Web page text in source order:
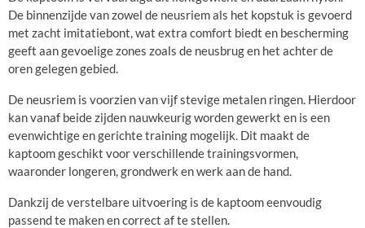
De binnenzijde van zowel de neusriem als het kopstuk is gevoerd
met zacht imitatiebont, wat extra comfort biedt en bescherming
geeft aan gevoelige zones zoals de neusbrug en het achter de
oren gelegen gebied.
De neusriem is voorzien van vijf stevige metalen ringen. Hierdoor
kan vanaf beide zijden nauwkeurig worden gewerkt en is een
evenwichtige en gerichte training mogelijk. Dit maakt de
kaptoom geschikt voor verschillende trainingsvormen,
waaronder longeren, grondwerk en werk aan de hand.
Dankzij de verstelbare uitvoering is de kaptoom eenvoudig
passend te maken en correct af te stellen.